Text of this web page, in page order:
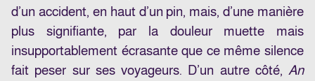
d’un accident, en haut d’un pin, mais, d’une manière
plus signifiante, par la douleur muette mais
insupportablement écrasante que ce même silence
fait peser sur ses voyageurs. D’un autre côté, An